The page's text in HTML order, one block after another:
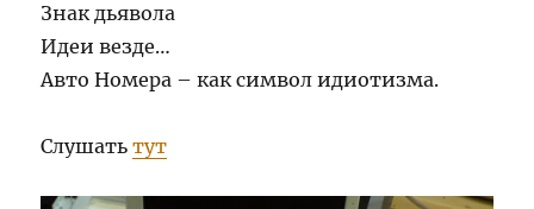
Знак дьявола
Идеи везде…
Авто Номера – как символ идиотизма.
Слушатьтут